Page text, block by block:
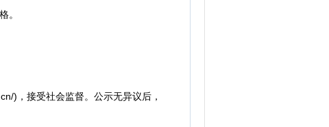
。
)，接受社会监督。公示无异议后，